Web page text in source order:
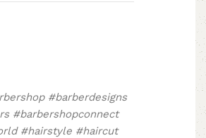
#barberdesigns
#barbershopconnect
#hairstyle #haircut